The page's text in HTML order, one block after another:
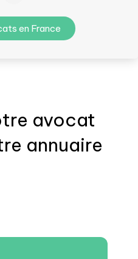
en France
avocat
annuaire